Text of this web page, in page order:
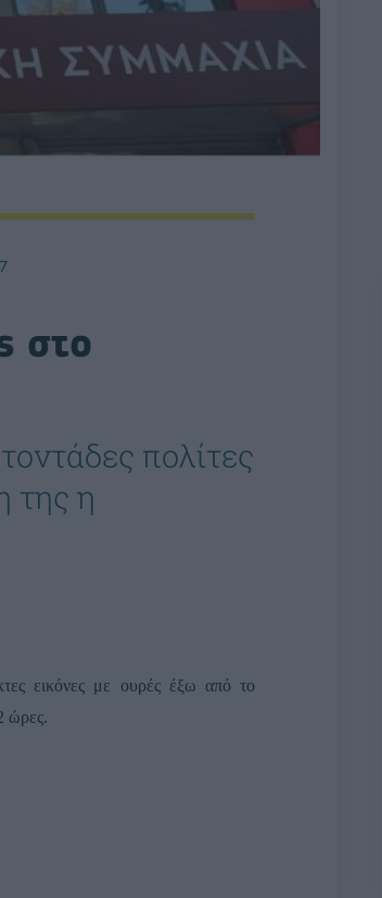
στο
πολίτες
της η
εικόνες με ουρές έξω από το
ώρες.